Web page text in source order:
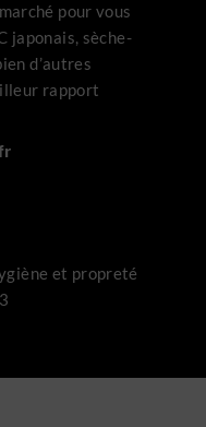
pour vous
japonais, sèche-
d’autres
rapport
et propreté